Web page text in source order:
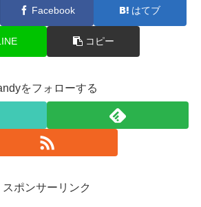
Facebook はてブ
コピー
をフォローする
スポンサーリンク